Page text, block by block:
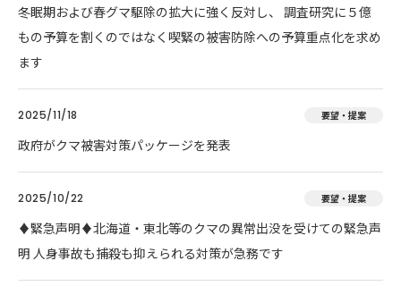
冬眠期および春グマ駆除の拡大に強く反対し、 調査研究に５億
もの予算を割くのではなく喫緊の被害防除への予算重点化を求め
ます
2025/11/18 要望・提案
政府がクマ被害対策パッケージを発表
2025/10/22 要望・提案
♦️緊急声明♦️北海道・東北等のクマの異常出没を受けての緊急声
明 人身事故も捕殺も抑えられる対策が急務です